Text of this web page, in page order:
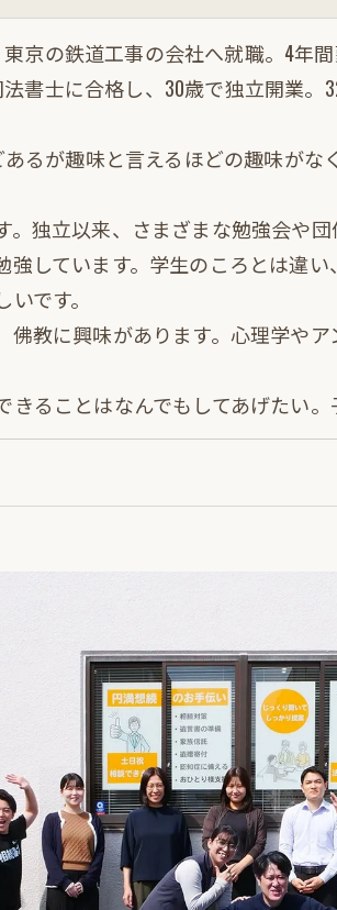
京の鉄道工事の会社へ就職。4年
書士に合格し、30歳で独立開業。
るが趣味と言えるほどの趣味がな
独立以来、さまざまな勉強会や
しています。学生のころとは違
です。
教に興味があります。心理学や
ることはなんでもしてあげたい。